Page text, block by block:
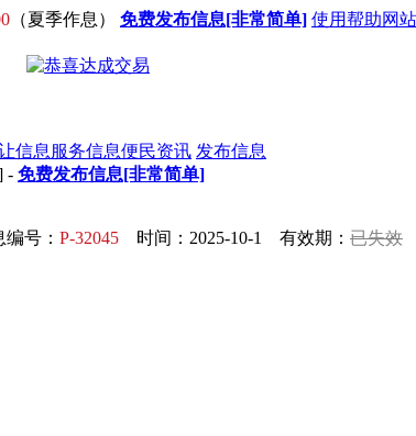
（夏季作息） 免费发布信息[非常简单] 使用帮助网
信息 服务信息便民资讯 发布信息
- 免费发布信息[非常简单]
编号： P-32045 时间：2025-10-1 有效期： 已失效